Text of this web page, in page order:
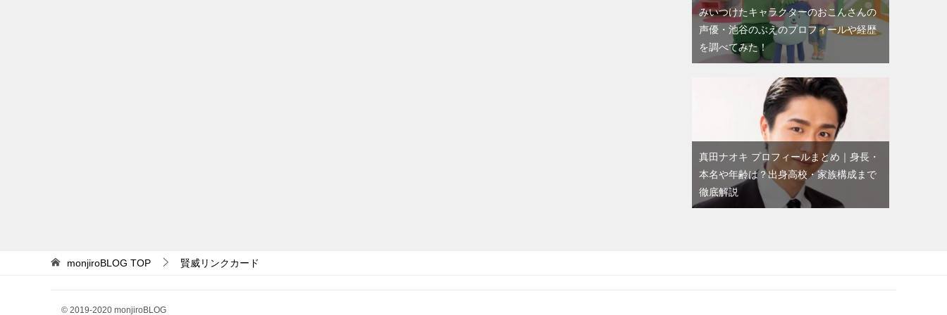
みいつけたキャラクターのおこんさんの
声優・池谷のぶえのプロフィールや経歴
を調べてみた！
真田ナオキ プロフィールまとめ｜身長・
本名や年齢は？出身高校・家族構成まで
徹底解説
monjiroBLOG TOP 賢威リンクカード
© 2019-2020 monjiroBLOG